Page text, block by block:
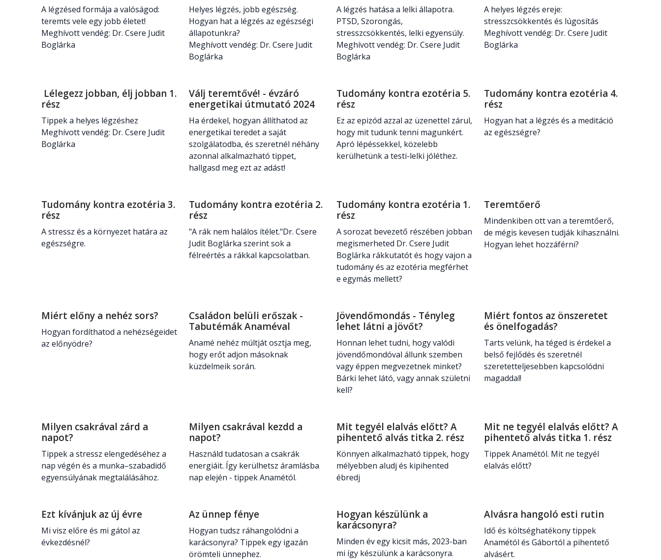
A légzésed formája a valóságod:
teremts vele egy jobb életet!
Meghívott vendég: Dr. Csere Judit
Boglárka
Helyes légzés, jobb egészség.
Hogyan hat a légzés az egészségi
állapotunkra?
Meghívott vendég: Dr. Csere Judit
Boglárka
A légzés hatása a lelki állapotra.
PTSD, Szorongás,
stresszcsökkentés, lelki egyensúly.
Meghívott vendég: Dr. Csere Judit
Boglárka
A helyes légzés ereje:
stresszcsökkentés és lúgosítás
Meghívott vendég: Dr. Csere Judit
Boglárka
Lélegezz jobban, élj jobban 1.
rész
Tippek a helyes légzéshez
Meghívott vendég: Dr. Csere Judit
Boglárka
Válj teremtővé! - évzáró
energetikai útmutató 2024
Ha érdekel, hogyan állíthatod az
energetikai teredet a saját
szolgálatodba, és szeretnél néhány
azonnal alkalmazható tippet,
hallgasd meg ezt az adást!
Tudomány kontra ezotéria 5.
rész
Ez az epizód azzal az üzenettel zárul,
hogy mit tudunk tenni magunkért.
Apró lépéssekkel, közelebb
kerülhetünk a testi-lelki jóléthez.
Tudomány kontra ezotéria 4.
rész
Hogyan hat a légzés és a meditáció
az egészségre?
Tudomány kontra ezotéria 3.
rész
A stressz és a környezet határa az
egészségre.
Tudomány kontra ezotéria 2.
rész
"A rák nem halálos ítélet."Dr. Csere
Judit Boglárka szerint sok a
félreértés a rákkal kapcsolatban.
Tudomány kontra ezotéria 1.
rész
A sorozat bevezető részében jobban
megismerheted Dr. Csere Judit
Boglárka rákkutatót és hogy vajon a
tudomány és az ezotéria megférhet
e egymás mellett?
Teremtőerő
Mindenkiben ott van a teremtőerő,
de mégis kevesen tudják kihasználni.
Hogyan lehet hozzáférni?
Miért előny a nehéz sors?
Hogyan fordíthatod a nehézségeidet
az előnyödre?
Családon belüli erőszak -
Tabutémák Anaméval
Anamé nehéz múltját osztja meg,
hogy erőt adjon másoknak
küzdelmeik során.
Jövendőmondás - Tényleg
lehet látni a jövőt?
Honnan lehet tudni, hogy valódi
jövendőmondóval állunk szemben
vagy éppen megvezetnek minket?
Bárki lehet látó, vagy annak születni
kell?
Miért fontos az önszeretet
és önelfogadás?
Tarts velünk, ha téged is érdekel a
belső fejlődés és szeretnél
szeretetteljesebben kapcsolódni
magaddal!
Milyen csakrával zárd a
napot?
Tippek a stressz elengedéséhez a
nap végén és a munka–szabadidő
egyensúlyának megtalálásához.
Milyen csakrával kezdd a
napot?
Használd tudatosan a csakrák
energiáit. Így kerülhetsz áramlásba
nap elején - tippek Anamétól.
Mit tegyél elalvás előtt? A
pihentető alvás titka 2. rész
Könnyen alkalmazható tippek, hogy
mélyebben aludj és kipihented
ébredj
Mit ne tegyél elalvás előtt? A
pihentető alvás titka 1. rész
Tippek Anamétól. Mit ne tegyél
elalvás előtt?
Ezt kívánjuk az új évre
Mi visz előre és mi gátol az
évkezdésnél?
Az ünnep fénye
Hogyan tudsz ráhangolódni a
karácsonyra? Tippek egy igazán
örömteli ünnephez.
Hogyan készülünk a
karácsonyra?
Minden év egy kicsit más, 2023-ban
mi így készülünk a karácsonyra.
Alvásra hangoló esti rutin
Idő és költséghatékony tippek
Anamétól és Gábortól a pihentető
alvásért.